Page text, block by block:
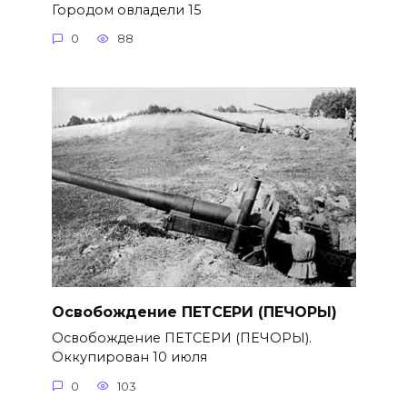
Городом овладели 15
0 88
Освобождение ПЕТСЕРИ (ПЕЧОРЫ)
Освобождение ПЕТСЕРИ (ПЕЧОРЫ).
Оккупирован 10 июля
0 103